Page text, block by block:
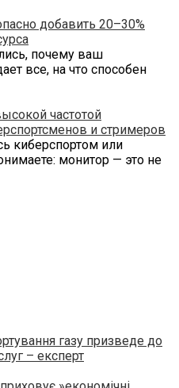
добавить 20–30%
почему ваш
все, на что способен
частотой
и стримеров
киберспортом или
монитор — это не
газу призведе до
– експерт